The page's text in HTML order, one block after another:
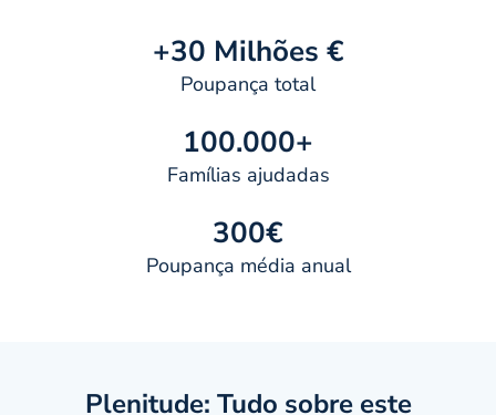
+30 Milhões €
Poupança total
100.000+
Famílias ajudadas
300€
Poupança média anual
Plenitude: Tudo sobre este